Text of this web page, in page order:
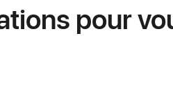
pour